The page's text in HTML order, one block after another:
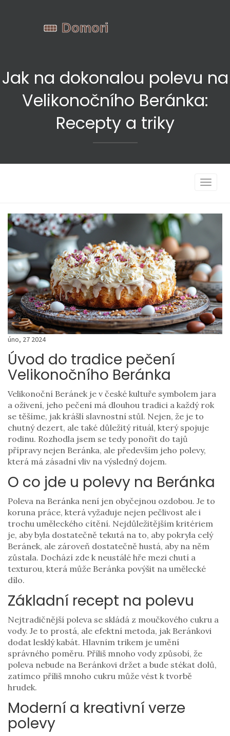
Jak na dokonalou polevu na
Velikonočního Beránka:
Recepty a triky
úno, 27 2024
Úvod do tradice pečení
Velikonočního Beránka
Velikonoční Beránek je v české kultuře symbolem jara
a oživení, jeho pečení má dlouhou tradici a každý rok
se těšíme, jak krášlí slavnostní stůl. Nejen, že je to
chutný dezert, ale také důležitý rituál, který spojuje
rodinu. Rozhodla jsem se tedy ponořit do tajů
přípravy nejen Beránka, ale především jeho polevy,
která má zásadní vliv na výsledný dojem.
O co jde u polevy na Beránka
Poleva na Beránka není jen obyčejnou ozdobou. Je to
koruna práce, která vyžaduje nejen pečlivost ale i
trochu uměleckého cítění. Nejdůležitějším kritériem
je, aby byla dostatečně tekutá na to, aby pokryla celý
Beránek, ale zároveň dostatečně hustá, aby na něm
zůstala. Dochází zde k neustálé hře mezi chutí a
texturou, která může Beránka povýšit na umělecké
dílo.
Základní recept na polevu
Nejtradičnější poleva se skládá z moučkového cukru a
vody. Je to prostá, ale efektní metoda, jak Beránkovi
dodat lesklý kabát. Hlavním trikem je umění
správného poměru. Příliš mnoho vody způsobí, že
poleva nebude na Beránkovi držet a bude stékat dolů,
zatímco příliš mnoho cukru může vést k tvorbě
hrudek.
Moderní a kreativní verze
polevy